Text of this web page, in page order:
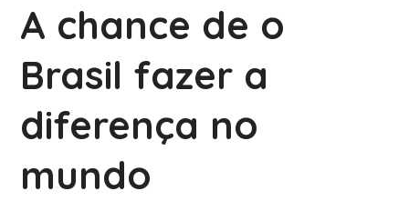
A chance de o
Brasil fazer a
diferença no
mundo